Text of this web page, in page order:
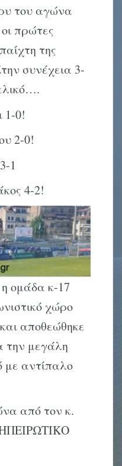
του αγώνα
πρώτες
της
συνέχεια 3-
1-0!
2-0!
1
4-2!
ομάδα κ-17
χώρο
αποθεώθηκε
την μεγάλη
με αντίπαλο
από τον κ.